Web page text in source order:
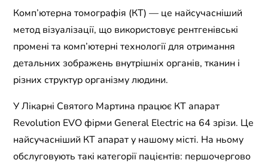
Комп’ютерна томографія (КТ) — це найсучасніший
метод візуалізації, що використовує рентгенівські
промені та комп’ютерні технології для отримання
детальних зображень внутрішніх органів, тканин і
різних структур організму людини.
У Лікарні Святого Мартина працює КТ апарат
Revolution EVO фірми General Electric на 64 зрізи. Це
найсучасніший КТ апарат у нашому місті. На ньому
обслуговують такі категорії пацієнтів: першочергово